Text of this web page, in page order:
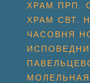
ХРАМ ПРП.
ХРАМ СВТ.
ЧАСОВНЯ